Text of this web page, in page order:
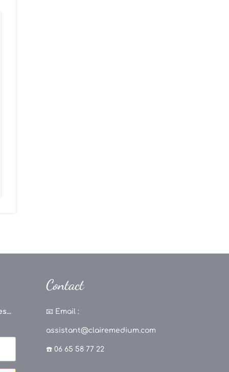
Contact
📧 Email :
assistant@clairemedium.com
☎️ 06 65 58 77 22